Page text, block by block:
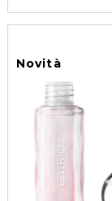
Novità